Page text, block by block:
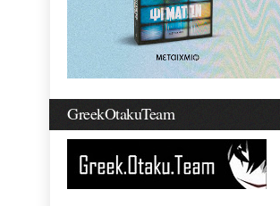
GreekOtakuTeam